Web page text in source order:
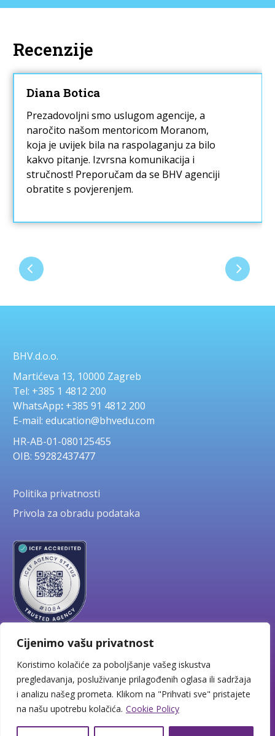
Cijenimo vašu privatnost
Koristimo kolačiće za poboljšanje vašeg iskustva
pregledavanja, posluživanje prilagođenih oglasa ili sadržaja
i analizu našeg prometa. Klikom na "Prihvati sve" pristajete
na našu upotrebu kolačića. Cookie Policy
Recenzije
Diana Botica
Prezadovoljni smo uslugom agencije, a
naročito našom mentoricom Moranom,
koja je uvijek bila na raspolaganju za bilo
kakvo pitanje. Izvrsna komunikacija i
stručnost! Preporučam da se BHV agenciji
obratite s povjerenjem.
BHV.d.o.o.
Martićeva 13, 10000 Zagreb
Tel: +385 1 4812 200
WhatsApp:+385 91 4812 200
E-mail: education@bhvedu.com
HR-AB-01-080125455
OIB: 59282437477
Politika privatnosti
Privola za obradu podataka
Copyright © 2026 BHV Education